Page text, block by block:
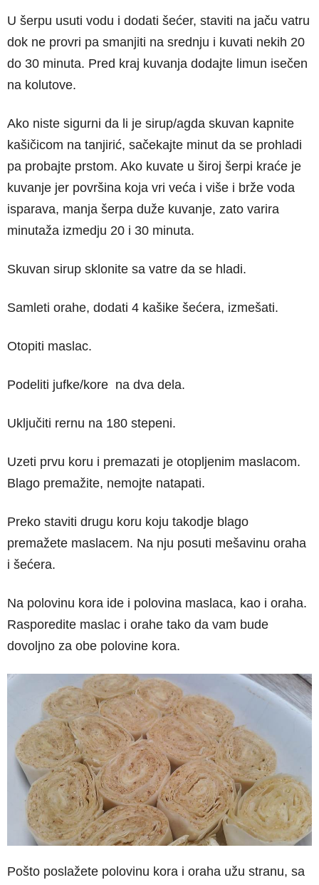
U šerpu usuti vodu i dodati šećer, staviti na jaču vatru
dok ne provri pa smanjiti na srednju i kuvati nekih 20
do 30 minuta. Pred kraj kuvanja dodajte limun isečen
na kolutove.
Ako niste sigurni da li je sirup/agda skuvan kapnite
kašičicom na tanjirić, sačekajte minut da se prohladi
pa probajte prstom. Ako kuvate u široj šerpi kraće je
kuvanje jer površina koja vri veća i više i brže voda
isparava, manja šerpa duže kuvanje, zato varira
minutaža izmedju 20 i 30 minuta.
Skuvan sirup sklonite sa vatre da se hladi.
Samleti orahe, dodati 4 kašike šećera, izmešati.
Otopiti maslac.
Podeliti jufke/kore na dva dela.
Uključiti rernu na 180 stepeni.
Uzeti prvu koru i premazati je otopljenim maslacom.
Blago premažite, nemojte natapati.
Preko staviti drugu koru koju takodje blago
premažete maslacem. Na nju posuti mešavinu oraha
i šećera.
Na polovinu kora ide i polovina maslaca, kao i oraha.
Rasporedite maslac i orahe tako da vam bude
dovoljno za obe polovine kora.
Pošto poslažete polovinu kora i oraha užu stranu, sa